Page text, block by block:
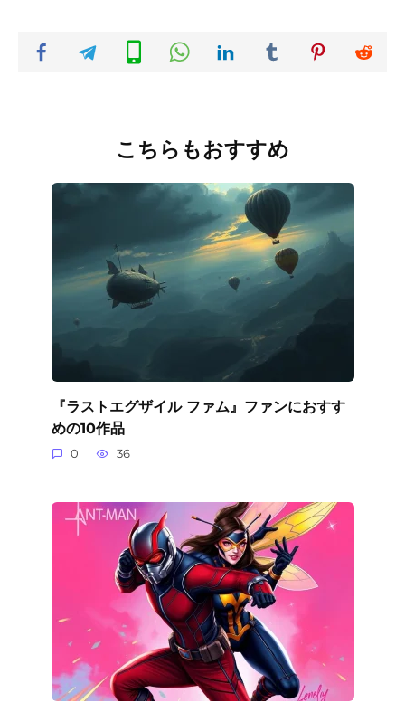
こちらもおすすめ
『ラストエグザイル ファム』ファンにおすす
めの10作品
0 36